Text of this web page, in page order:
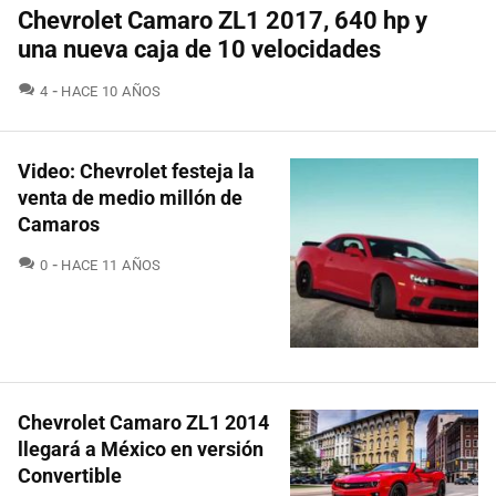
Chevrolet Camaro ZL1 2017, 640 hp y
una nueva caja de 10 velocidades
4 COMENTARIOS
HACE 10 AÑOS
Video: Chevrolet festeja la
venta de medio millón de
Camaros
0 COMENTARIOS
HACE 11 AÑOS
Chevrolet Camaro ZL1 2014
llegará a México en versión
Convertible